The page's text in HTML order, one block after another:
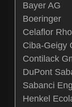
Bayer AG
Boeringer
Celaflor
Ciba-Geigy
Contilack
DuPont
Sabanci
Henkel